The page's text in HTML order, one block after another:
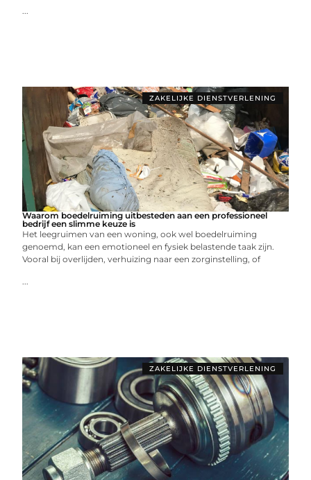
...
ZAKELIJKE DIENSTVERLENING
Waarom boedelruiming uitbesteden aan een professioneel
bedrijf een slimme keuze is
Het leegruimen van een woning, ook wel boedelruiming
genoemd, kan een emotioneel en fysiek belastende taak zijn.
Vooral bij overlijden, verhuizing naar een zorginstelling, of
...
ZAKELIJKE DIENSTVERLENING